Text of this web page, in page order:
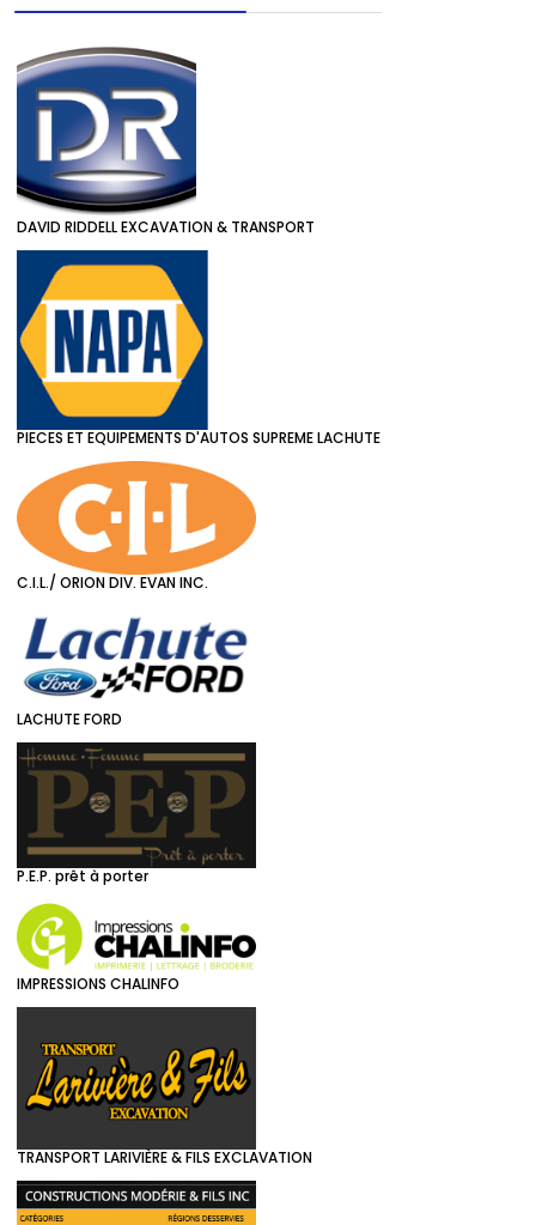
DAVID RIDDELL EXCAVATION & TRANSPORT
PIECES ET EQUIPEMENTS D'AUTOS SUPREME LACHUTE
C.I.L./ ORION DIV. EVAN INC.
LACHUTE FORD
P.E.P. prêt à porter
IMPRESSIONS CHALINFO
TRANSPORT LARIVIÈRE & FILS EXCLAVATION